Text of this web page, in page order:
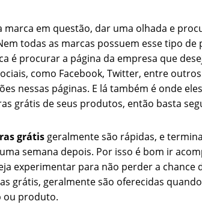
em questão, dar uma olhada e
todas as marcas possuem esse tipo de
é procurar a página da empresa que
como Facebook, Twitter, entre
nessas páginas. E lá também é onde
grátis de seus produtos, então basta
grátis geralmente são rápidas, e
semana depois. Por isso é bom ir
experimentar para não perder a chance
grátis, geralmente são oferecidas
ou produto.